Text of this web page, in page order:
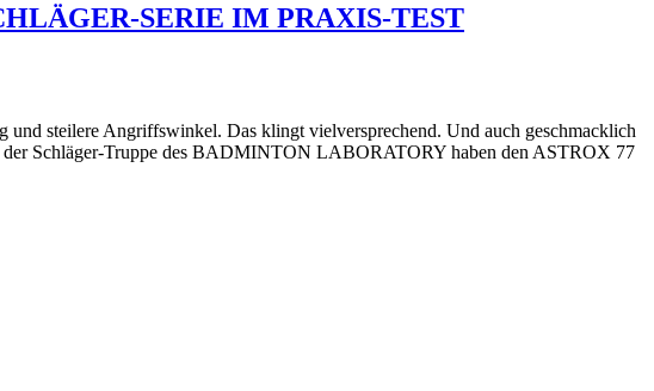
SERIE IM PRAXIS-TEST
steilere Angriffswinkel. Das klingt vielversprechend. Und auch geschmacklich
der Schläger-Truppe des BADMINTON LABORATORY haben den ASTROX 77